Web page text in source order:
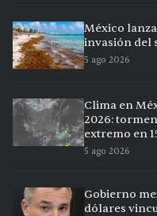
México
invasión del
5 ago 2026
Clima en
2026:
extremo en
5 ago 2026
Gobierno
dólares